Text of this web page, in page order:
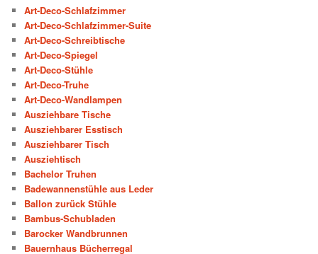
Art-Deco-Schlafzimmer
Art-Deco-Schlafzimmer-Suite
Art-Deco-Schreibtische
Art-Deco-Spiegel
Art-Deco-Stühle
Art-Deco-Truhe
Art-Deco-Wandlampen
Ausziehbare Tische
Ausziehbarer Esstisch
Ausziehbarer Tisch
Ausziehtisch
Bachelor Truhen
Badewannenstühle aus Leder
Ballon zurück Stühle
Bambus-Schubladen
Barocker Wandbrunnen
Bauernhaus Bücherregal